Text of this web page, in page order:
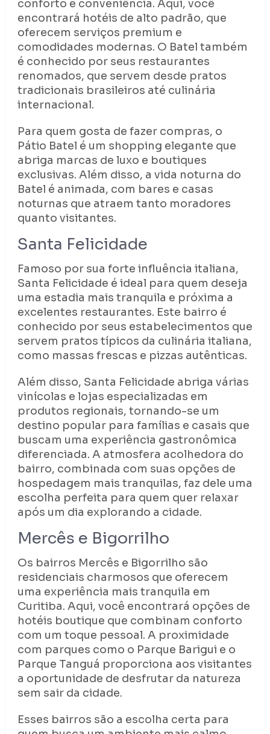
conforto e conveniência. Aqui, você
encontrará hotéis de alto padrão, que
oferecem serviços premium e
comodidades modernas. O Batel também
é conhecido por seus restaurantes
renomados, que servem desde pratos
tradicionais brasileiros até culinária
internacional.
Para quem gosta de fazer compras, o
Pátio Batel é um shopping elegante que
abriga marcas de luxo e boutiques
exclusivas. Além disso, a vida noturna do
Batel é animada, com bares e casas
noturnas que atraem tanto moradores
quanto visitantes.
Santa Felicidade
Famoso por sua forte influência italiana,
Santa Felicidade é ideal para quem deseja
uma estadia mais tranquila e próxima a
excelentes restaurantes. Este bairro é
conhecido por seus estabelecimentos que
servem pratos típicos da culinária italiana,
como massas frescas e pizzas autênticas.
Além disso, Santa Felicidade abriga várias
vinícolas e lojas especializadas em
produtos regionais, tornando-se um
destino popular para famílias e casais que
buscam uma experiência gastronômica
diferenciada. A atmosfera acolhedora do
bairro, combinada com suas opções de
hospedagem mais tranquilas, faz dele uma
escolha perfeita para quem quer relaxar
após um dia explorando a cidade.
Mercês e Bigorrilho
Os bairros Mercês e Bigorrilho são
residenciais charmosos que oferecem
uma experiência mais tranquila em
Curitiba. Aqui, você encontrará opções de
hotéis boutique que combinam conforto
com um toque pessoal. A proximidade
com parques como o Parque Barigui e o
Parque Tanguá proporciona aos visitantes
a oportunidade de desfrutar da natureza
sem sair da cidade.
Esses bairros são a escolha certa para